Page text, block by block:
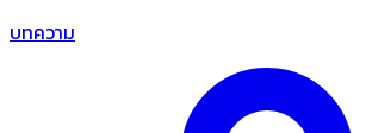
บทความ